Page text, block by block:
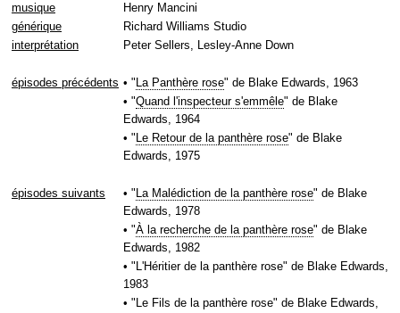
musique
Henry Mancini
générique
Richard Williams Studio
interprétation
Peter Sellers, Lesley-Anne Down
épisodes précédents • " La Panthère rose" de Blake Edwards, 1963
• "Quand l'inspecteur s'emmêle" de Blake
Edwards, 1964
• " Le Retour de la panthère rose" de Blake
Edwards, 1975
épisodes suivants • " La Malédiction de la panthère rose" de Blake
Edwards, 1978
• "À la recherche de la panthère rose" de Blake
Edwards, 1982
• "L'Héritier de la panthère rose" de Blake Edwards,
1983
• "Le Fils de la panthère rose" de Blake Edwards,